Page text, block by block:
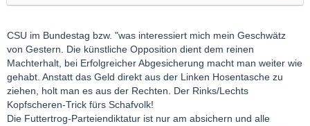
CSU im Bundestag bzw. "was interessiert mich mein Geschwätz
von Gestern. Die künstliche Opposition dient dem reinen
Machterhalt, bei Erfolgreicher Abgesicherung macht man weiter wie
gehabt. Anstatt das Geld direkt aus der Linken Hosentasche zu
ziehen, holt man es aus der Rechten. Der Rinks/Lechts
Kopfscheren-Trick fürs Schafvolk!
Die Futtertrog-Parteiendiktatur ist nur am absichern und alle